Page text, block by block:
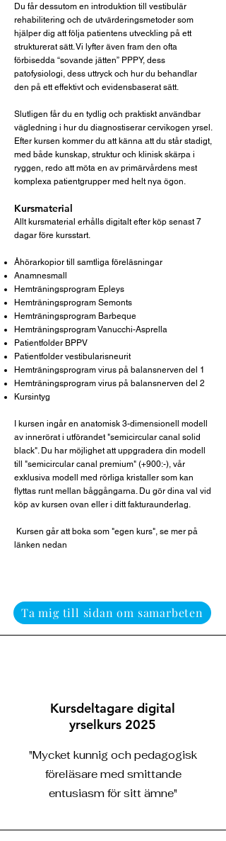
Ta mig till sidan om samarbeten
Du får dessutom en introduktion till vestibulär
rehabilitering och de utvärderingsmetoder som
hjälper dig att följa patientens utveckling på ett
strukturerat sätt. Vi lyfter även fram den ofta
förbisedda “sovande jätten” PPPY, dess
patofysiologi, dess uttryck och hur du behandlar
den på ett effektivt och evidensbaserat sätt.
Slutligen får du en tydlig och praktiskt användbar
vägledning i hur du diagnostiserar cervikogen yrsel.
Efter kursen kommer du att känna att du står stadigt,
med både kunskap, struktur och klinisk skärpa i
ryggen, redo att möta en av primärvårdens mest
komplexa patientgrupper med helt nya ögon.
Kursmaterial
Allt kursmaterial erhålls digitalt efter köp senast 7
dagar före kursstart.
Åhörarkopior till samtliga föreläsningar
Anamnesmall
Hemträningsprogram Epleys
Hemträningsprogram Semonts
Hemträningsprogram Barbeque
Hemträningsprogram Vanucchi-Asprella
Patientfolder BPPV
Patientfolder vestibularisneurit
Hemträningsprogram virus på balansnerven del 1
Hemträningsprogram virus på balansnerven del 2
Kursintyg
I kursen ingår en anatomisk 3-dimensionell modell
av innerörat i utförandet "semicircular canal solid
black". Du har möjlighet att uppgradera din modell
till "semicircular canal premium" (+900:-), vår
exklusiva modell med rörliga kristaller som kan
flyttas runt mellan båggångarna. Du gör dina val vid
köp av kursen ovan eller i ditt fakturaunderlag.
Kursen går att boka som "egen kurs", se mer på
länken nedan
Kursdeltagare digital
yrselkurs 2025
"Mycket kunnig och pedagogisk
föreläsare med smittande
entusiasm för sitt ämne"